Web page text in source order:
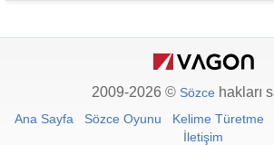
2009-2026 © Sözce hakları
Ana Sayfa Sözce Oyunu Kelime Türetme
İletişim